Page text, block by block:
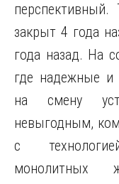
закрыт 4 года
года назад. На
где надежные и
на смену
невыгодным,
с
монолитных